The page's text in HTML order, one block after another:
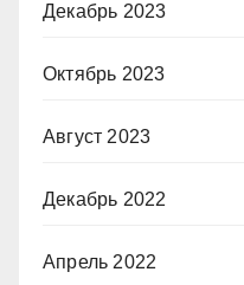
Декабрь 2023
Октябрь 2023
Август 2023
Декабрь 2022
Апрель 2022